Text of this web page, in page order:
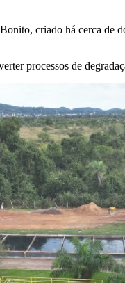
criado há cerca
processos de